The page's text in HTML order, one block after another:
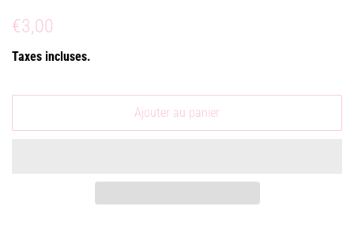
Prix
€3,00
Taxes incluses.
Ajouter au panier